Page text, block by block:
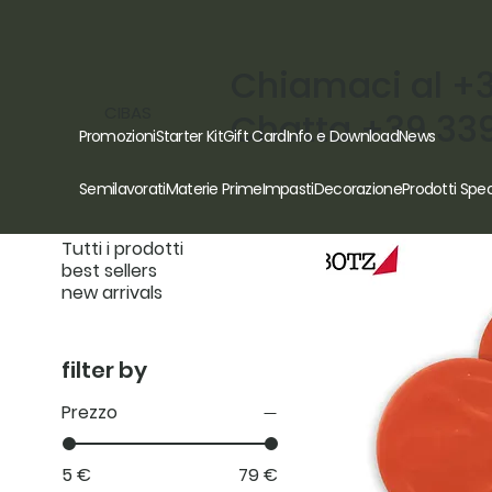
Chatta +39
PromozioniStarter KitGift CardInfo e DownloadNews
SemilavoratiMaterie PrimeImpastiDecorazioneProdotti
browse by
Tutti i prodotti
best sellers
new arrivals
filter by
Prezzo
5 € 79 €